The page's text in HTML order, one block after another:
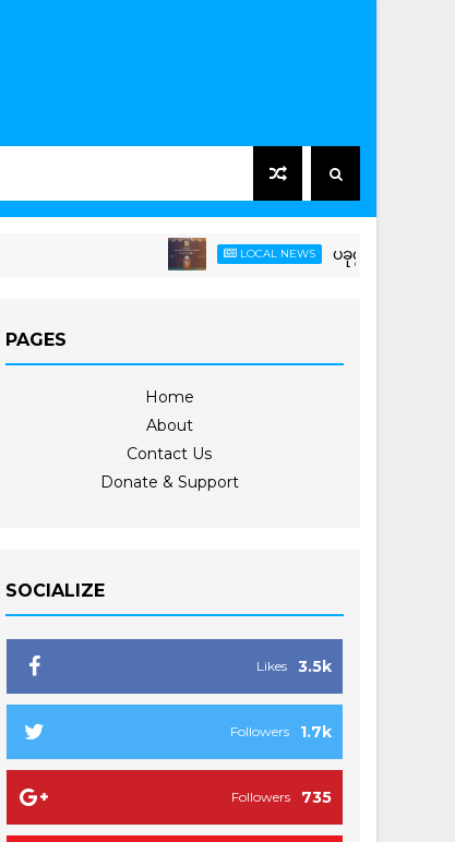
LOCAL NEWS ပခုက္ကူတက္ကသိုလ်၌ ၂၀၂၅-၂
PAGES
Home
About
Contact Us
Donate & Support
SOCIALIZE
3.5k
Likes
1.7k
Followers
735
Followers